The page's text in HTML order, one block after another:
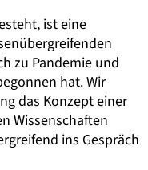
ist eine
zu Pandemie und
hat. Wir
das Konzept einer
Wissenschaften
ins Gespräch